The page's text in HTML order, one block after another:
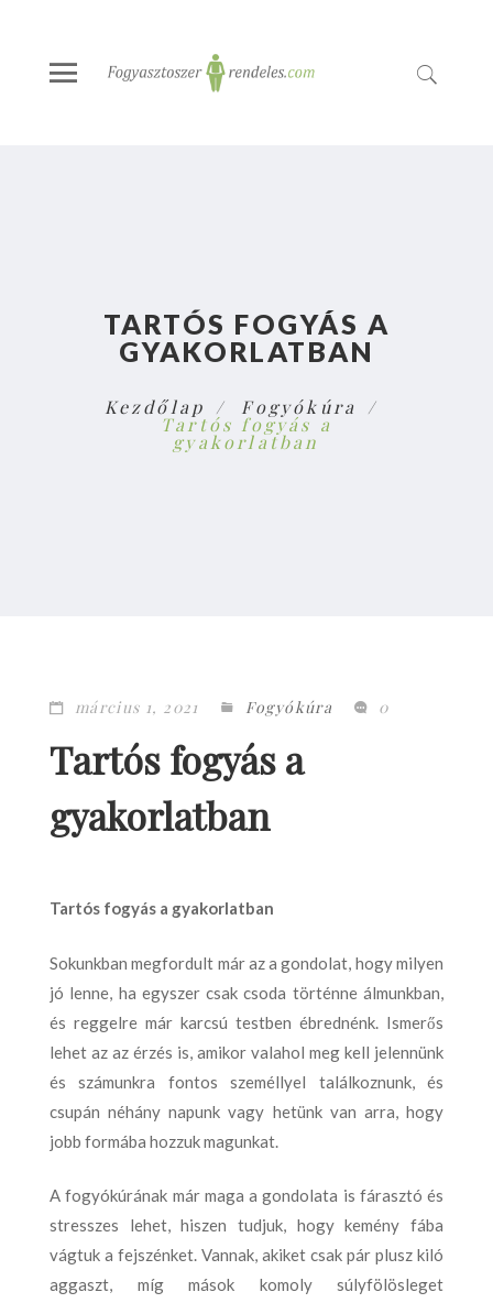
TARTÓS FOGYÁS A
GYAKORLATBAN
Kezdőlap Fogyókúra
Tartós fogyás a
gyakorlatban
március 1, 2021 Fogyókúra 0
Tartós fogyás a
gyakorlatban
Tartós fogyás a gyakorlatban
Sokunkban megfordult már az a gondolat, hogy milyen
jó lenne, ha egyszer csak csoda történne álmunkban,
és reggelre már karcsú testben ébrednénk. Ismerős
lehet az az érzés is, amikor valahol meg kell jelennünk
és számunkra fontos személlyel találkoznunk, és
csupán néhány napunk vagy hetünk van arra, hogy
jobb formába hozzuk magunkat.
A fogyókúrának már maga a gondolata is fárasztó és
stresszes lehet, hiszen tudjuk, hogy kemény fába
vágtuk a fejszénket. Vannak, akiket csak pár plusz kiló
aggaszt, míg mások komoly súlyfölösleget